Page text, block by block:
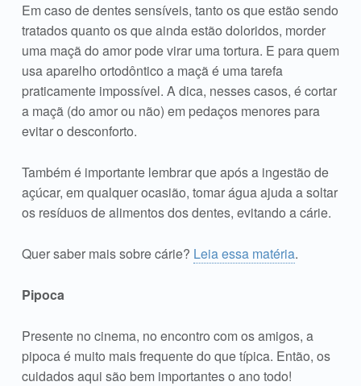
Em caso de dentes sensíveis, tanto os que estão sendo
tratados quanto os que ainda estão doloridos, morder
uma maçã do amor pode virar uma tortura. E para quem
usa aparelho ortodôntico a maçã é uma tarefa
praticamente impossível. A dica, nesses casos, é cortar
a maçã (do amor ou não) em pedaços menores para
evitar o desconforto.
Também é importante lembrar que após a ingestão de
açúcar, em qualquer ocasião, tomar água ajuda a soltar
os resíduos de alimentos dos dentes, evitando a cárie.
Quer saber mais sobre cárie? Leia essa matéria.
Pipoca
Presente no cinema, no encontro com os amigos, a
pipoca é muito mais frequente do que típica. Então, os
cuidados aqui são bem importantes o ano todo!